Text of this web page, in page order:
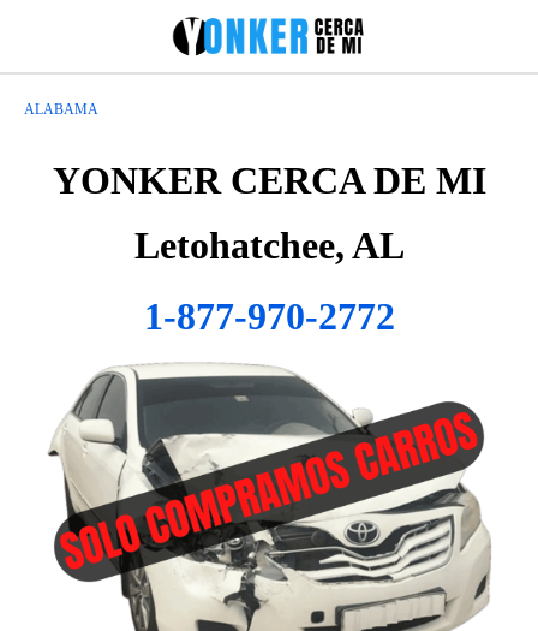
ALABAMA
YONKER CERCA DE MI
Letohatchee, AL
1-877-970-2772